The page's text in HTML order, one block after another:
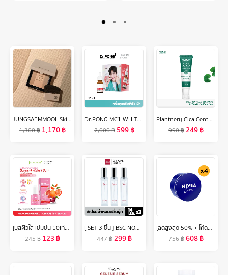
JUNGSAEMMOOL Skin Nuder Shading Pact 10g จองแซมมุล สกิน นูเดอร์ เฉดดิ้ง แพค เฉดดิ้งพาเลทโทนธรรมชาติ 3 สีในตลับเดียว
1,300฿ 1,170฿
Dr.PONG MC1 WHITENING DRONE MELAS CLEAR SERUM เซรั่มดูแลผิวที่เป็นฝ้า
2,000฿ 599฿
Plantnery Cica Centella Ceramide Recover Cream 50 g
990฿249฿
[บูสผิวใส เข้มข้น 10เท่า] Jula's Herb จุฬาเฮิร์บ โดสส้มแดง แบบขวด 30ml
245฿ 123 ฿
[ SET 3 ชิ้น ] BSC NOOK PERFUME SPRAY สเปรย์น้ำหอมกลิ่นนุ๊ค 14 ml.
447฿299฿
[ลดสูงสุด 50% + โค้ดลดเพิ่ม 20%]นีเวีย ครีมบำรุงผิว สูตรเข้มข้น 250 มล. 4 ชิ้น NIVEA
756฿608฿